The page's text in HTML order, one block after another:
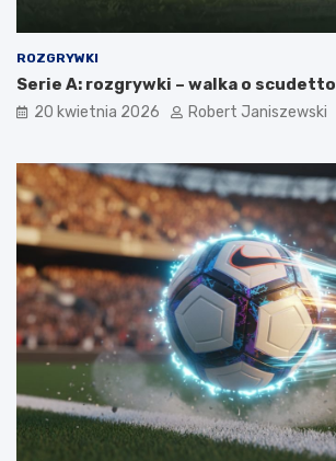
ROZGRYWKI
Serie A: rozgrywki – walka o scudetto
20 kwietnia 2026 Robert Janiszewski